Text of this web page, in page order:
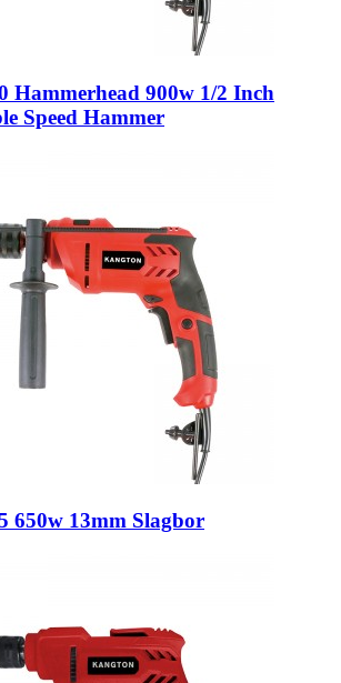
Hammerhead 900w 1/2 Inch
Speed ​​Hammer
650w 13mm Slagbor